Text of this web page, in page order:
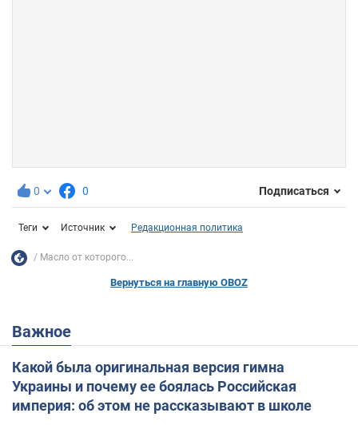
0 0 Подписаться
Теги Источник Редакционная политика
Масло от которого...
Вернуться на главную OBOZ
Важное
Какой была оригинальная версия гимна
Украины и почему ее боялась Российская
империя: об этом не рассказывают в школе